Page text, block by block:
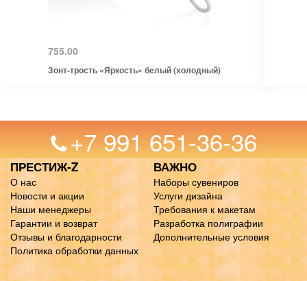
755.00
Зонт-трость «Яркость» белый (холодный)
+7 991 651-36-36
ПРЕСТИЖ-Z
О нас
Новости и акции
Наши менеджеры
Гарантии и возврат
Отзывы и благодарности
Политика обработки данных
ВАЖНО
Наборы сувениров
Услуги дизайна
Требования к макетам
Разработка полиграфии
Дополнительные условия